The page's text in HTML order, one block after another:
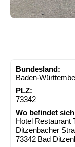
Bundesland:
Baden-
PLZ:
73342
Wo befindet
Hotel Restaurant
Ditzenbacher
73342 Bad